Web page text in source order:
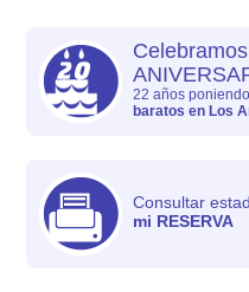
22 años
baratos en Los
Consultar
mi RESERVA